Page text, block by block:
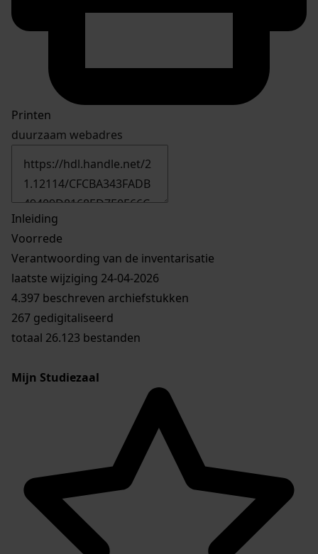
Printen
duurzaam webadres
Inleiding
Voorrede
Verantwoording van de inventarisatie
laatste wijziging 24-04-2026
4.397 beschreven archiefstukken
267 gedigitaliseerd
totaal 26.123 bestanden
Mijn Studiezaal